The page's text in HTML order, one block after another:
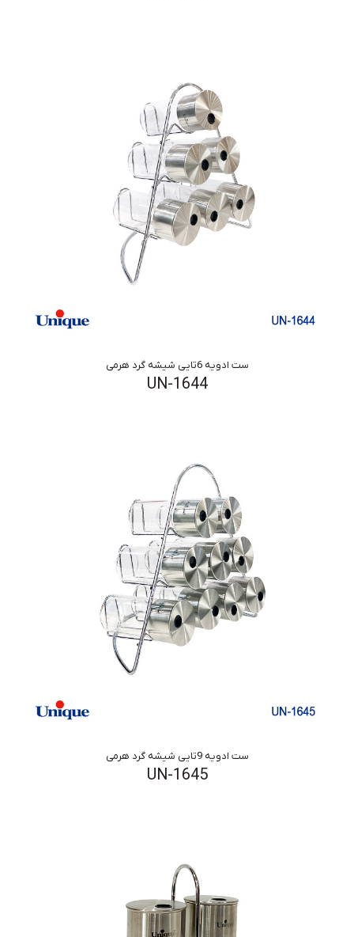
ست ادویه 6تایی شیشه گرد هرمی
UN-1644
ست ادویه 9تایی شیشه گرد هرمی
UN-1645